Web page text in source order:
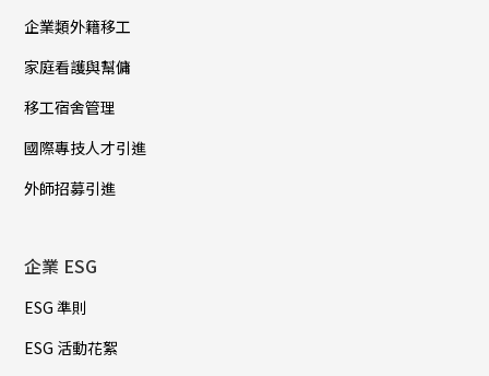
企業類外籍移工
家庭看護與幫傭
移工宿舍管理
國際專技人才引進
外師招募引進
企業 ESG
ESG 準則
ESG 活動花絮